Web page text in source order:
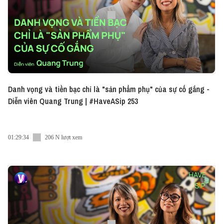
Danh vọng và tiền bạc chỉ là "sản phẩm phụ" của sự cố gắng -
Diễn viên Quang Trung | #HaveASip 253
01:29:34 206 N lượt xem